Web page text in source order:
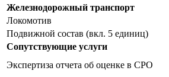
Железнодорожный транспорт
Локомотив
Подвижной состав (вкл. 5 единиц)
Сопутствующие услуги
Экспертиза отчета об оценке в СРО